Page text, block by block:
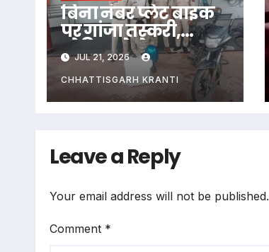
बिना नंबर प्लेट बाइक
पर गांजा तस्करी,
ओडिशा से लेकर जा रहा
था UP, आरोपी
गिरफ्तार
JUL 21, 2026
CHHATTISGARH KRANTI
Leave a Reply
Your email address will not be published.
Comment *